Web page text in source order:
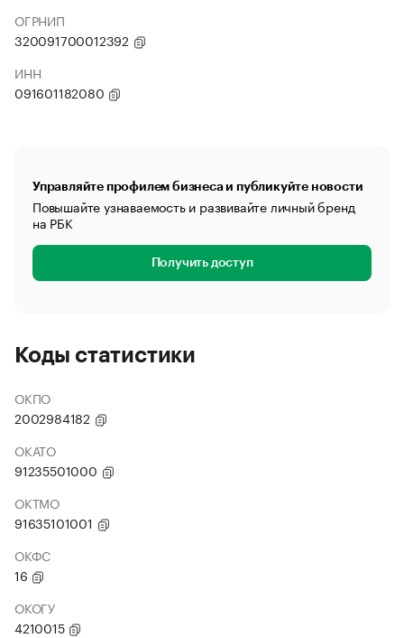
ОГРНИП
320091700012392
ИНН
091601182080
Управляйте профилем бизнеса и публикуйте новости
Повышайте узнаваемость и развивайте личный бренд
на РБК
Получить доступ
Коды статистики
ОКПО
2002984182
ОКАТО
91235501000
ОКТМО
91635101001
ОКФС
16
ОКОГУ
4210015